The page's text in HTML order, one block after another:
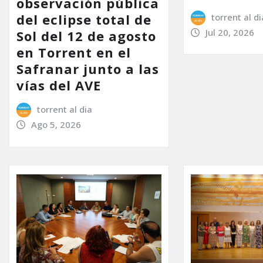
del eclipse total de
Sol del 12 de agosto
en Torrent en el
Safranar junto a las
vías del AVE
torrent al dia
Ago 5, 2026
torrent al
Jul 20, 2026